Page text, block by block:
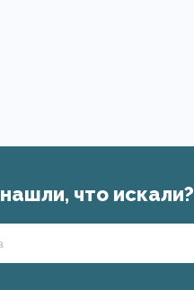
что искали?